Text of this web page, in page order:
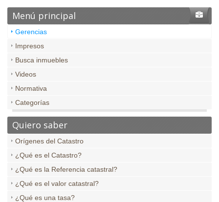
Menú principal
Gerencias
Impresos
Busca inmuebles
Videos
Normativa
Categorías
Quiero saber
Orígenes del Catastro
¿Qué es el Catastro?
¿Qué es la Referencia catastral?
¿Qué es el valor catastral?
¿Qué es una tasa?